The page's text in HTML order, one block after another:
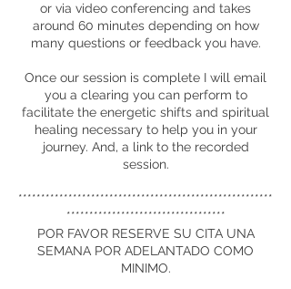
or via video conferencing and takes
around 60 minutes depending on how
many questions or feedback you have.
Once our session is complete I will email
you a clearing you can perform to
facilitate the energetic shifts and spiritual
healing necessary to help you in your
journey. And, a link to the recorded
session.
********************************************************
***********************************
POR FAVOR RESERVE SU CITA UNA
SEMANA POR ADELANTADO COMO
MINIMO.